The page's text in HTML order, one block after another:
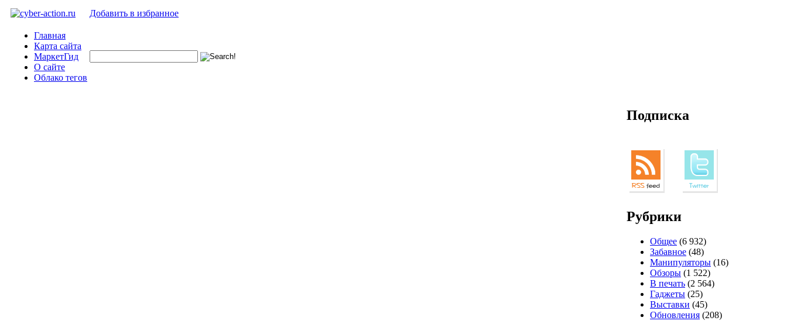
Добавить в избранное
Главная
Карта сайта
МаркетГид
О сайте
Облако тегов
Подписка
Рубрики
Общее (6 932)
Забавное (48)
Манипуляторы (16)
Обзоры (1 522)
В печать (2 564)
Гаджеты (25)
Выставки (45)
Обновления (208)